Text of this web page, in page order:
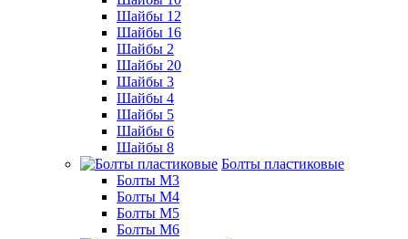
Шайбы 12
Шайбы 16
Шайбы 2
Шайбы 20
Шайбы 3
Шайбы 4
Шайбы 5
Шайбы 6
Шайбы 8
Болты пластиковые
Болты М3
Болты М4
Болты М5
Болты М6